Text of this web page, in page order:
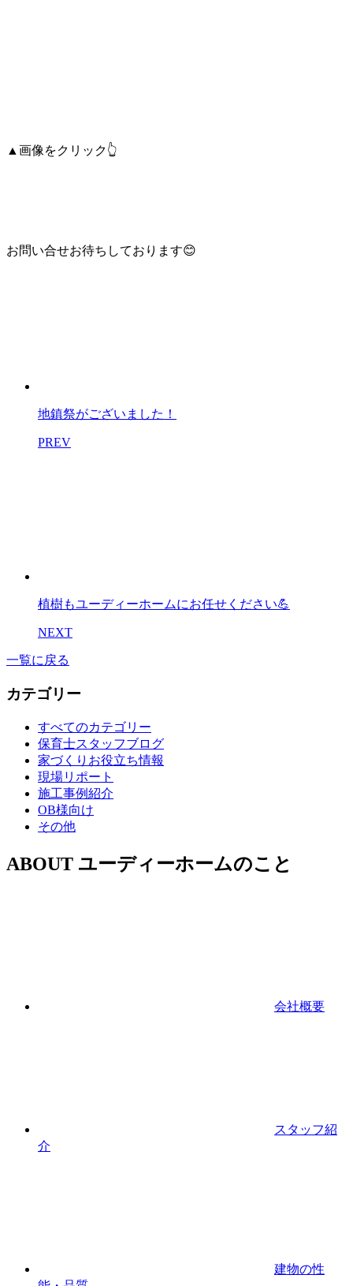
▲画像をクリック👆
お問い合せお待ちしております😊
地鎮祭がございました！
PREV
植樹もユーディーホームにお任せください💪
NEXT
一覧に戻る
カテゴリー
すべてのカテゴリー
保育士スタッフブログ
家づくりお役立ち情報
現場リポート
施工事例紹介
OB様向け
その他
ABOUT ユーディーホームのこと
会社概要
スタッフ紹
介
建物の性